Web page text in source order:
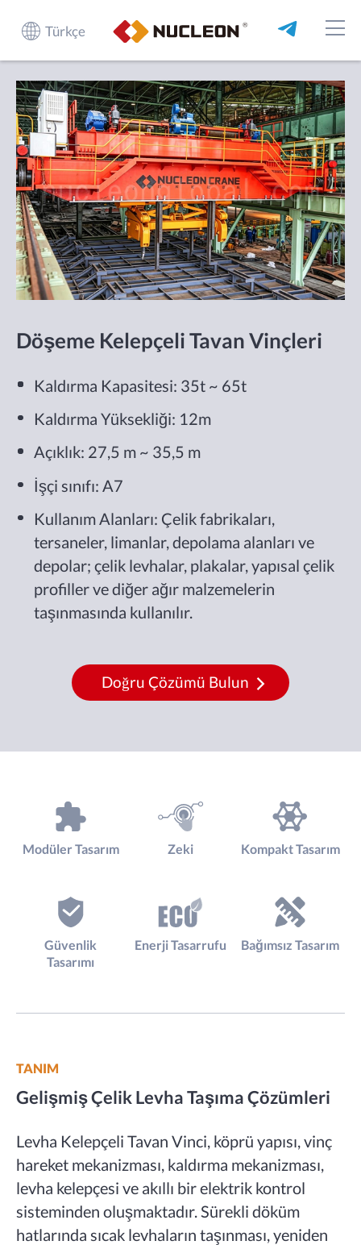
Türkçe
Döşeme Kelepçeli Tavan Vinçleri
Kaldırma Kapasitesi: 35t ~ 65t
Kaldırma Yüksekliği: 12m
Açıklık: 27,5 m ~ 35,5 m
İşçi sınıfı: A7
Kullanım Alanları: Çelik fabrikaları,
tersaneler, limanlar, depolama alanları ve
depolar; çelik levhalar, plakalar, yapısal çelik
profiller ve diğer ağır malzemelerin
taşınmasında kullanılır.
Doğru Çözümü Bulun
Modüler Tasarım Zeki Kompakt Tasarım
Güvenlik
Tasarımı
Enerji Tasarrufu Bağımsız Tasarım
TANIM
Gelişmiş Çelik Levha Taşıma Çözümleri
Levha Kelepçeli Tavan Vinci, köprü yapısı, vinç
hareket mekanizması, kaldırma mekanizması,
levha kelepçesi ve akıllı bir elektrik kontrol
sisteminden oluşmaktadır. Sürekli döküm
hatlarında sıcak levhaların taşınması, yeniden